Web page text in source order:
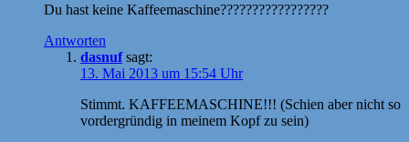
Du hast keine Kaffeemaschine?????????????????
Antworten
dasnuf sagt:
13. Mai 2013 um 15:54 Uhr
Stimmt. KAFFEEMASCHINE!!! (Schien aber nicht so
vordergründig in meinem Kopf zu sein)